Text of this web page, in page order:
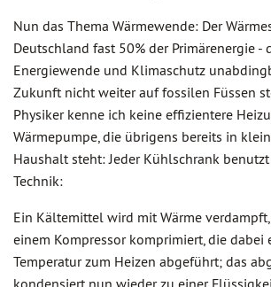
Nun das Thema Wärmewende: Der
Deutschland fast 50% der Primärenergie -
Energiewende und Klimaschutz
Zukunft nicht weiter auf fossilen Füssen
Physiker kenne ich keine effizientere
Wärmepumpe, die übrigens bereits in
Haushalt steht: Jeder Kühlschrank
Technik:
Ein Kältemittel wird mit Wärme
einem Kompressor komprimiert, die dabei
Temperatur zum Heizen abgeführt; das
kondensiert nun wieder zu einer